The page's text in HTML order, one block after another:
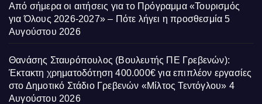
Από σήμερα οι αιτήσεις για το Πρόγραμμα «Τουρισμός
για Όλους 2026-2027» – Πότε λήγει η προσθεσμία 5
Αυγούστου 2026
Θανάσης Σταυρόπουλος (Βουλευτής ΠΕ Γρεβενών):
Έκτακτη χρηματοδότηση 400.000€ για επιπλέον εργασίες
στο Δημοτικό Στάδιο Γρεβενών «Μίλτος Τεντόγλου» 4
Αυγούστου 2026